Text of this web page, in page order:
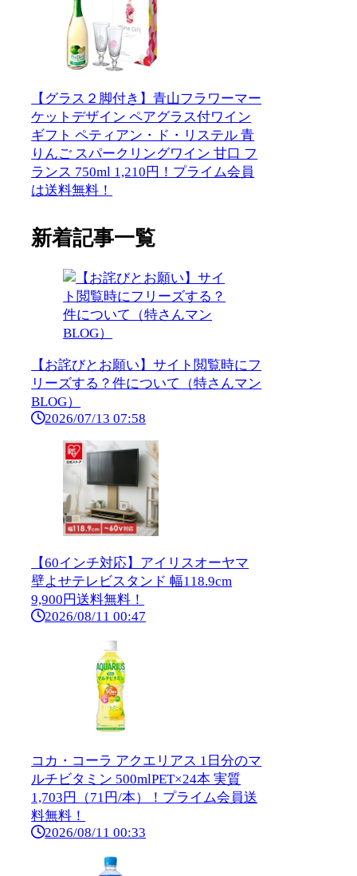
【グラス２脚付き】青山フラワーマー
ケットデザイン ペアグラス付ワイン
ギフト ペティアン・ド・リステル 青
りんご スパークリングワイン 甘口 フ
ランス 750ml 1,210円！プライム会員
は送料無料！
新着記事一覧
【お詫びとお願い】サイト閲覧時にフ
リーズする？件について（特さんマン
BLOG）
2026/07/13 07:58
【60インチ対応】アイリスオーヤマ
壁よせテレビスタンド 幅118.9cm
9,900円送料無料！
2026/08/11 00:47
コカ・コーラ アクエリアス 1日分のマ
ルチビタミン 500mlPET×24本 実質
1,703円（71円/本）！プライム会員送
料無料！
2026/08/11 00:33